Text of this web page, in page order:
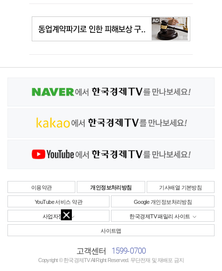
이용약관 개인정보처리방침 기사배열 기본방침
YouTube 서비스 약관 Google 개인정보처리방침
사업자정보 한국경제TV 패밀리 사이트
사이트맵
고객센터 1599-0700
Copyright © 한국경제TV All Right Reserved. 무단전재 및 재배포 금지